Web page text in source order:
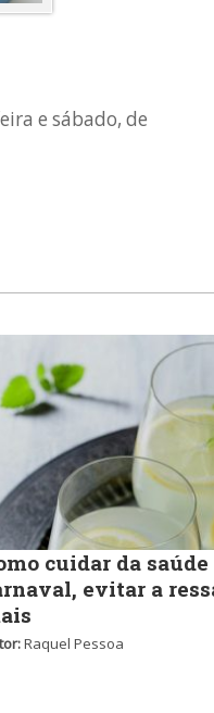
e sábado, de
cuidar da saúde
evitar a
Raquel Pessoa